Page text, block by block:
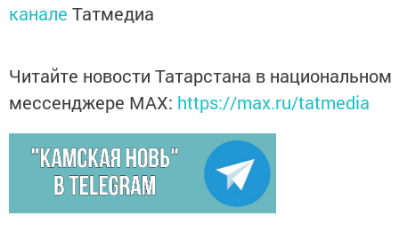
канале Татмедиа
Читайте новости Татарстана в национальном
мессенджере MАХ: https://max.ru/tatmedia